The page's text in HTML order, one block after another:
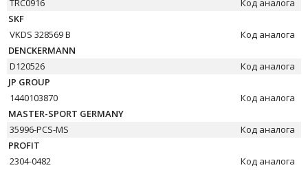
TRC0916
Код аналога
SKF
VKDS 328569 B
Код аналога
DENCKERMANN
D120526
Код аналога
JP GROUP
1440103870
Код аналога
MASTER-SPORT GERMANY
35996-PCS-MS
Код аналога
PROFIT
2304-0482
Код аналога